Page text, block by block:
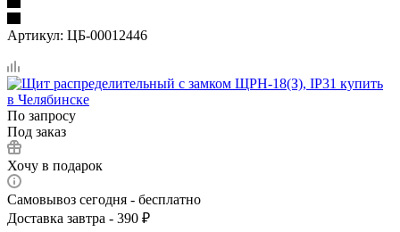
Артикул: ЦБ-00012446
По запросу
Под заказ
Хочу в подарок
Самовывоз сегодня - бесплатно
Доставка завтра - 390 ₽